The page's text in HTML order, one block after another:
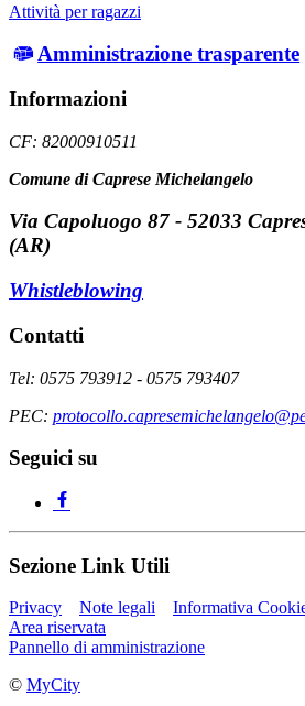
Attività per ragazzi
Amministrazione trasparente
Informazioni
CF: 82000910511
Comune di Caprese Michelangelo
Via Capoluogo 87 - 52033
(AR)
Whistleblowing
Contatti
Tel: 0575 793912 - 0575 793407
PEC:
Seguici su
Sezione Link Utili
Privacy Note legali
Informativa
Area riservata
Pannello di amministrazione
© MyCity